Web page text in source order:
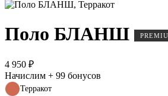
Поло БЛАНШ
4 950 ₽
Начислим + 99 бонусов
Терракот